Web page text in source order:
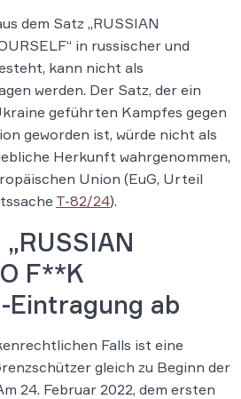
dem Satz „RUSSIAN
in russischer und
kann nicht als
werden. Der Satz, der ein
geführten Kampfes gegen
geworden ist, würde nicht als
Herkunft wahrgenommen,
Union (EuG, Urteil
T-82/24).
F**K
Eintragung ab
Falls ist eine
gleich zu Beginn der
24. Februar 2022, dem ersten